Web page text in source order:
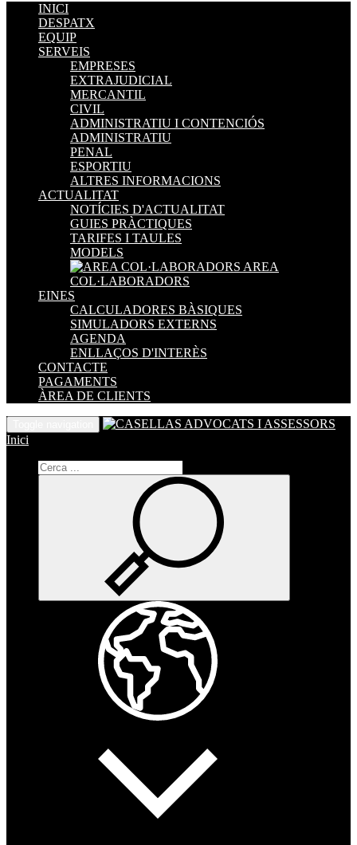
INICI
DESPATX
EQUIP
SERVEIS
EMPRESES
EXTRAJUDICIAL
MERCANTIL
CIVIL
ADMINISTRATIU I CONTENCIÓS
ADMINISTRATIU
PENAL
ESPORTIU
ALTRES INFORMACIONS
ACTUALITAT
NOTÍCIES D'ACTUALITAT
GUIES PRÀCTIQUES
TARIFES I TAULES
MODELS
AREA
COL·LABORADORS
EINES
CALCULADORES BÀSIQUES
SIMULADORS EXTERNS
AGENDA
ENLLAÇOS D'INTERÈS
CONTACTE
PAGAMENTS
ÀREA DE CLIENTS
Inici